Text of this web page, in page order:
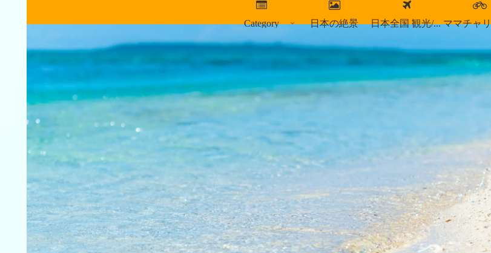
Category 日本の絶景 日本全国 観光/食事スポット